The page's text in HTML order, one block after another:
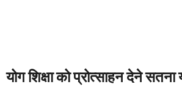
योग शिक्षा को प्रोत्साहन देने सतना